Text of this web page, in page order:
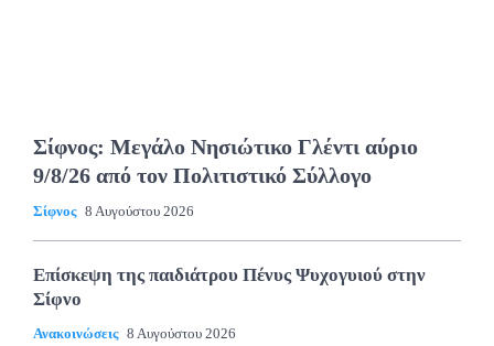
Σίφνος: Μεγάλο Νησιώτικο Γλέντι αύριο
9/8/26 από τον Πολιτιστικό Σύλλογο
Σίφνος 8 Αυγούστου 2026
Επίσκεψη της παιδιάτρου Πένυς Ψυχογυιού στην
Σίφνο
Ανακοινώσεις 8 Αυγούστου 2026